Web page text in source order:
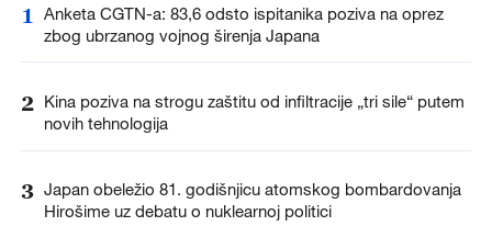
1
Anketa CGTN-a: 83,6 odsto ispitanika poziva na oprez
zbog ubrzanog vojnog širenja Japana
2 Kina poziva na strogu zaštitu od infiltracije „tri sile“ putem
novih tehnologija
3 Japan obeležio 81. godišnjicu atomskog bombardovanja
Hirošime uz debatu o nuklearnoj politici